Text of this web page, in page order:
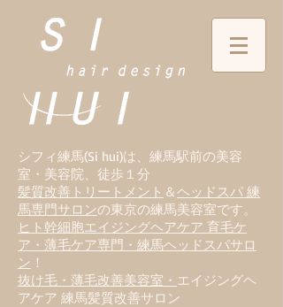
シフィ練馬(Si hui)は、 練馬駅前の美容
室・美容院、徒歩１分
髪質改善トリートメント ＆ヘッドスパ 練
馬専門サロンの東京の練馬美容室です。
ヒト幹細胞エイジングヘアケア 育毛ケ
ア・薄毛ケア専門・練馬ヘッドスパサロ
ン ！
抜け毛・薄毛改善美容室・ エイジングヘ
アケア 練馬髪質改善サロン